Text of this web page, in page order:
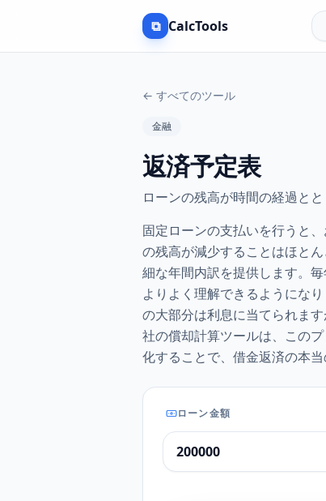
⧉ CalcTools
← すべてのツール
金融
返済予定表
ローンの残高が時間の経過と
固定ローンの支払いを行うと
の残高が減少することはほと
細な年間内訳を提供します。
よりよく理解できるようにな
の大部分は利息に当てられま
社の償却計算ツールは、この
化することで、借金返済の本
ローン金額